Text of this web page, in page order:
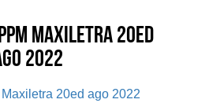
Maxiletra 20ed
2022
20ed ago 2022